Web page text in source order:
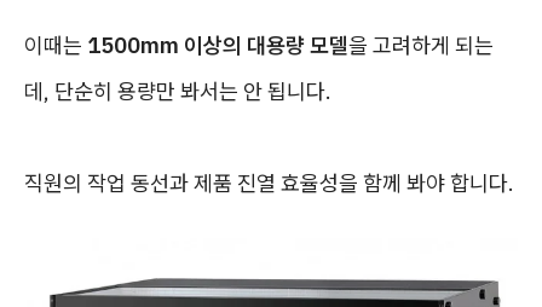
이때는 1500mm 이상의 대용량 모델을 고려하게 되는
데, 단순히 용량만 봐서는 안 됩니다.
직원의 작업 동선과 제품 진열 효율성을 함께 봐야 합니다.